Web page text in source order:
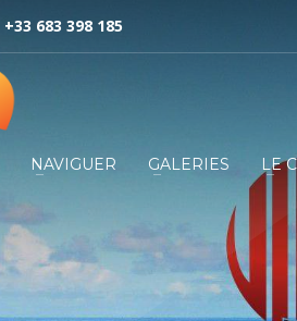
+33 683 398 185
NAVIGUER GALERIES LE